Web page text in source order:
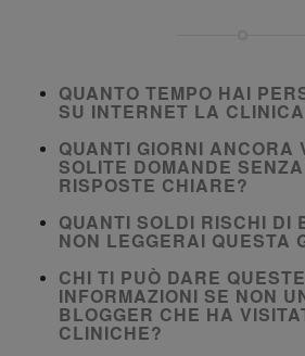
QUANTO TEMPO HAI
SU INTERNET LA
QUANTI GIORNI ANCORA
SOLITE DOMANDE
RISPOSTE CHIARE?
QUANTI SOLDI RISCHI DI
NON LEGGERAI QUESTA
CHI TI PUÒ DARE QUESTE
INFORMAZIONI SE NON
BLOGGER CHE HA
CLINICHE?